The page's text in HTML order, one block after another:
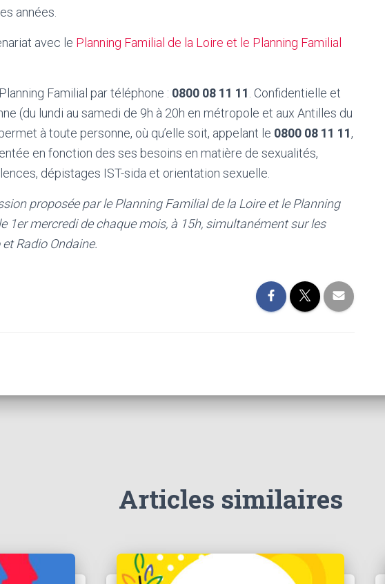
années.
avec le Planning Familial de la Loire et le Planning Familial
Familial par téléphone : 0800 08 11 11 . Confidentielle et
(du lundi au samedi de 9h à 20h en métropole et aux Antilles du
à toute personne, où qu’elle soit, appelant le 0800 08 11 11,
en fonction des ses besoins en matière de sexualités,
dépistages IST-sida et orientation sexuelle.
proposée par le Planning Familial de la Loire et le Planning
1er mercredi de chaque mois, à 15h, simultanément sur les
Radio Ondaine.
Articles similaires